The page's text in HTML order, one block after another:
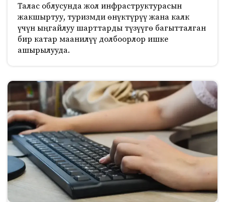
Талас облусунда жол инфраструктурасын
жакшыртуу, туризмди өнүктүрүү жана калк
үчүн ыңгайлуу шарттарды түзүүгө багытталган
бир катар маанилүү долбоорлор ишке
ашырылууда.